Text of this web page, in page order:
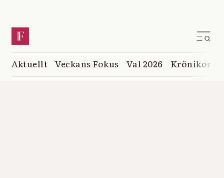
Aktuellt Veckans Fokus Val 2026 Krönikor